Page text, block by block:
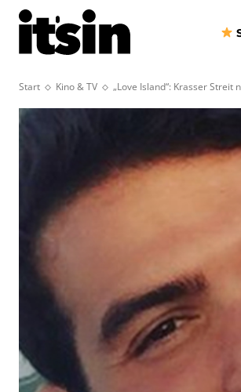
Start Kino & TV „Love Island“: Krasser Streit